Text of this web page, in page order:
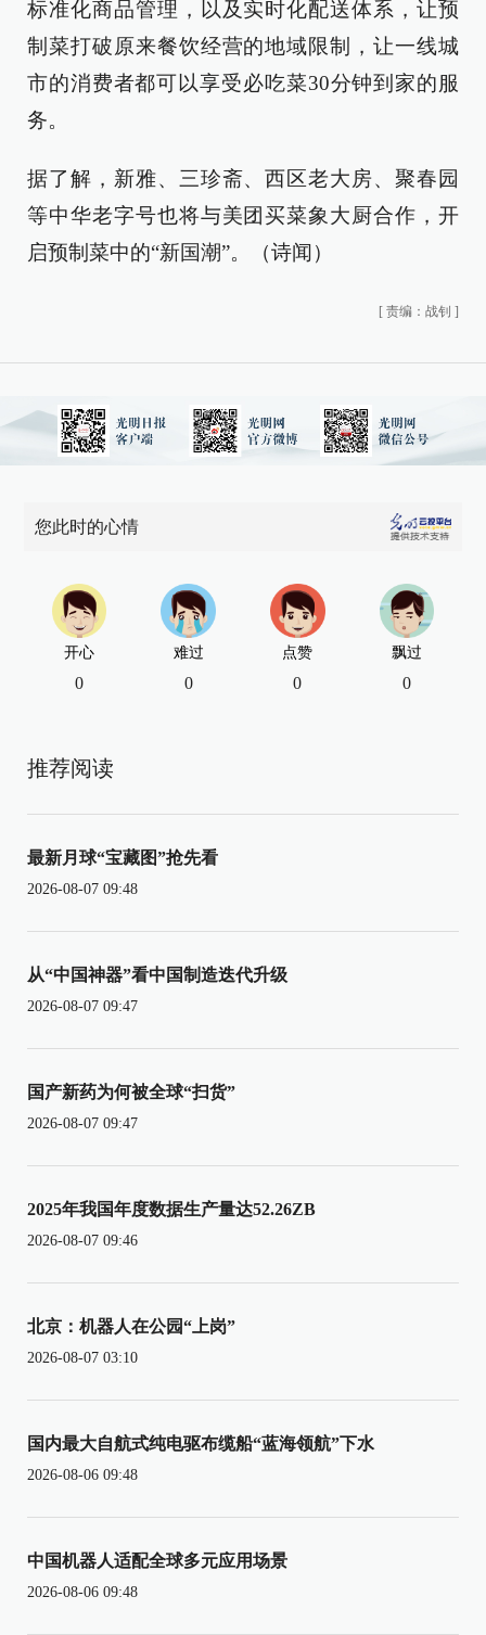
标准化商品管理，以及实时化配送体系，让预
制菜打破原来餐饮经营的地域限制，让一线城
市的消费者都可以享受必吃菜30分钟到家的服
务。
据了解，新雅、三珍斋、西区老大房、聚春园
等中华老字号也将与美团买菜象大厨合作，开
启预制菜中的“新国潮”。（诗闻）
[ 责编：战钊 ]
您此时的心情
开心
0
难过
0
点赞
0
飘过
0
推荐阅读
最新月球“宝藏图”抢先看
2026-08-07 09:48
从“中国神器”看中国制造迭代升级
2026-08-07 09:47
国产新药为何被全球“扫货”
2026-08-07 09:47
2025年我国年度数据生产量达52.26ZB
2026-08-07 09:46
北京：机器人在公园“上岗”
2026-08-07 03:10
国内最大自航式纯电驱布缆船“蓝海领航”下水
2026-08-06 09:48
中国机器人适配全球多元应用场景
2026-08-06 09:48